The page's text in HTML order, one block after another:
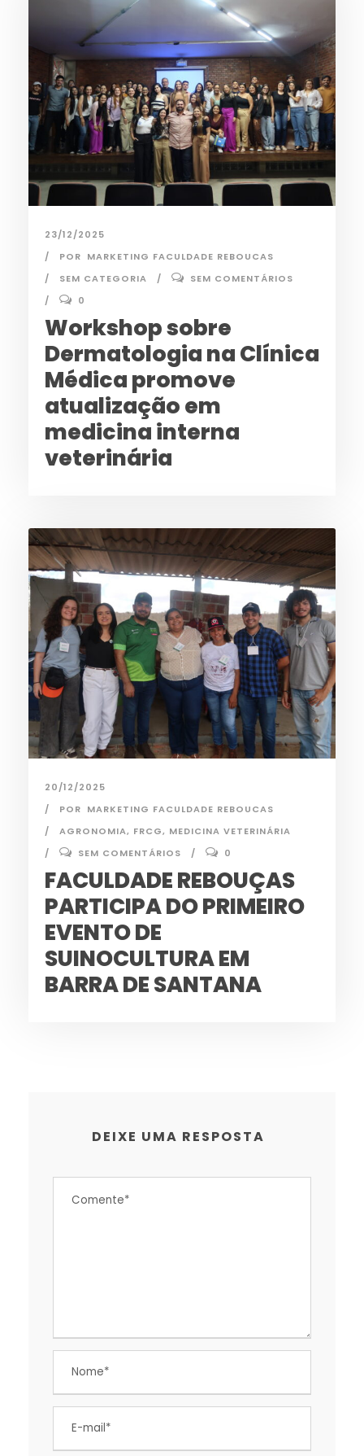
23/12/2025
POR MARKETING FACULDADE REBOUCAS
SEM CATEGORIA
SEM COMENTÁRIOS
0
Workshop sobre
Dermatologia na Clínica
Médica promove
atualização em
medicina interna
veterinária
20/12/2025
POR MARKETING FACULDADE REBOUCAS
AGRONOMIA, FRCG, MEDICINA VETERINÁRIA
SEM COMENTÁRIOS
0
FACULDADE REBOUÇAS
PARTICIPA DO PRIMEIRO
EVENTO DE
SUINOCULTURA EM
BARRA DE SANTANA
DEIXE UMA RESPOSTA